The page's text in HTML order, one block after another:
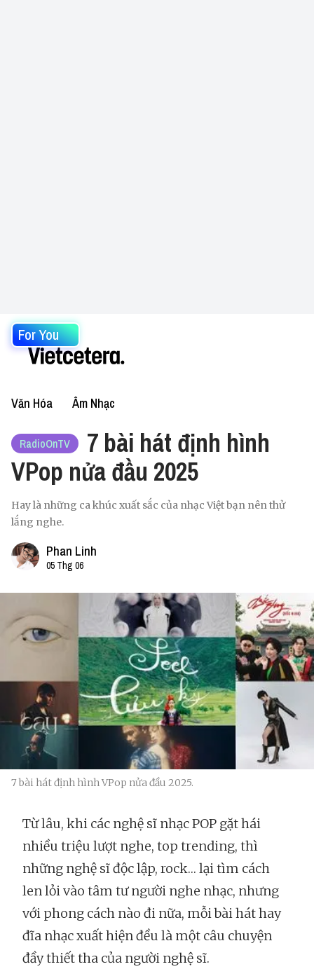
For You
Văn Hóa Âm Nhạc
RadioOnTV
7 bài hát định hình
VPop nửa đầu 2025
Hay là những ca khúc xuất sắc của nhạc Việt bạn nên thử
lắng nghe.
Phan Linh
05 Thg 06
7 bài hát định hình VPop nửa đầu 2025.
Từ lâu, khi các nghệ sĩ nhạc POP gặt hái
nhiều triệu lượt nghe, top trending, thì
những nghệ sĩ độc lập, rock… lại tìm cách
len lỏi vào tâm tư người nghe nhạc, nhưng
với phong cách nào đi nữa, mỗi bài hát hay
đĩa nhạc xuất hiện đều là một câu chuyện
đầy thiết tha của người nghệ sĩ.